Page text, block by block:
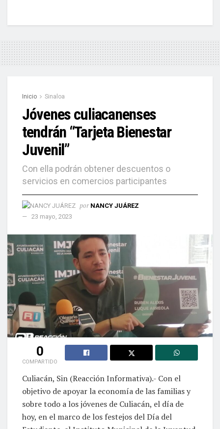
Inicio Sinaloa
Jóvenes culiacanenses
tendrán “Tarjeta Bienestar
Juvenil”
Con ella podrán obtener descuentos o
servicios en comercios participantes
por NANCY JUÁREZ
23 mayo, 2023
0
COMPARTIDO
Culiacán, Sin (Reacción Informativa).- Con el
objetivo de apoyar la economía de las familias y
sobre todo a los jóvenes de Culiacán, el día de
hoy, en el marco de los festejos del Día del